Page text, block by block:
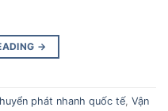
→
phát nhanh quốc tế, Vận